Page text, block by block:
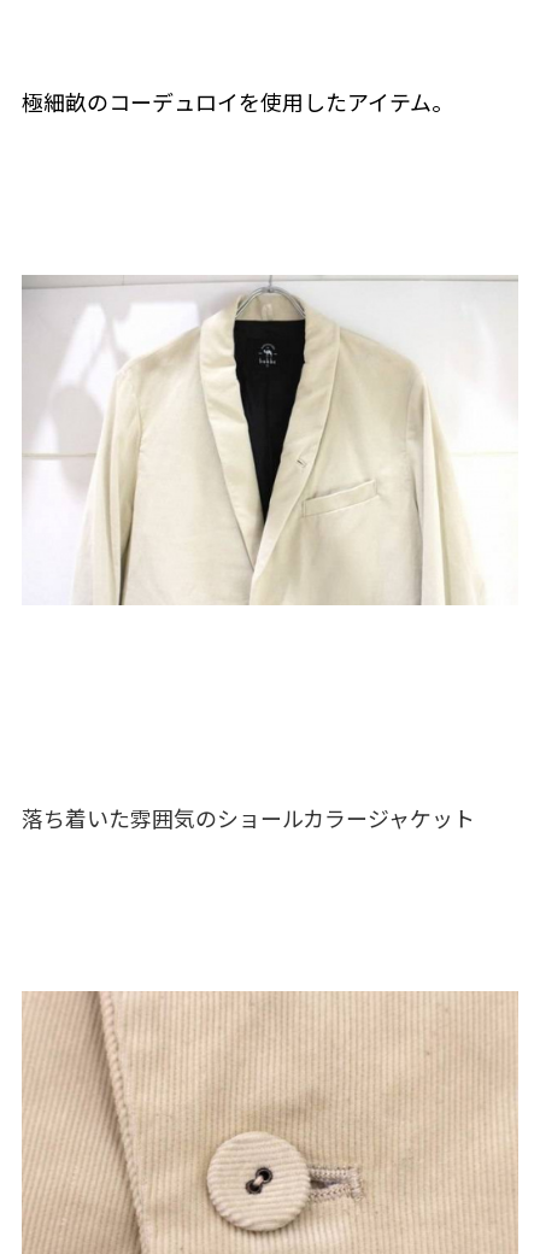
極細畝のコーデュロイを使用したアイテム。
落ち着いた雰囲気のショールカラージャケット